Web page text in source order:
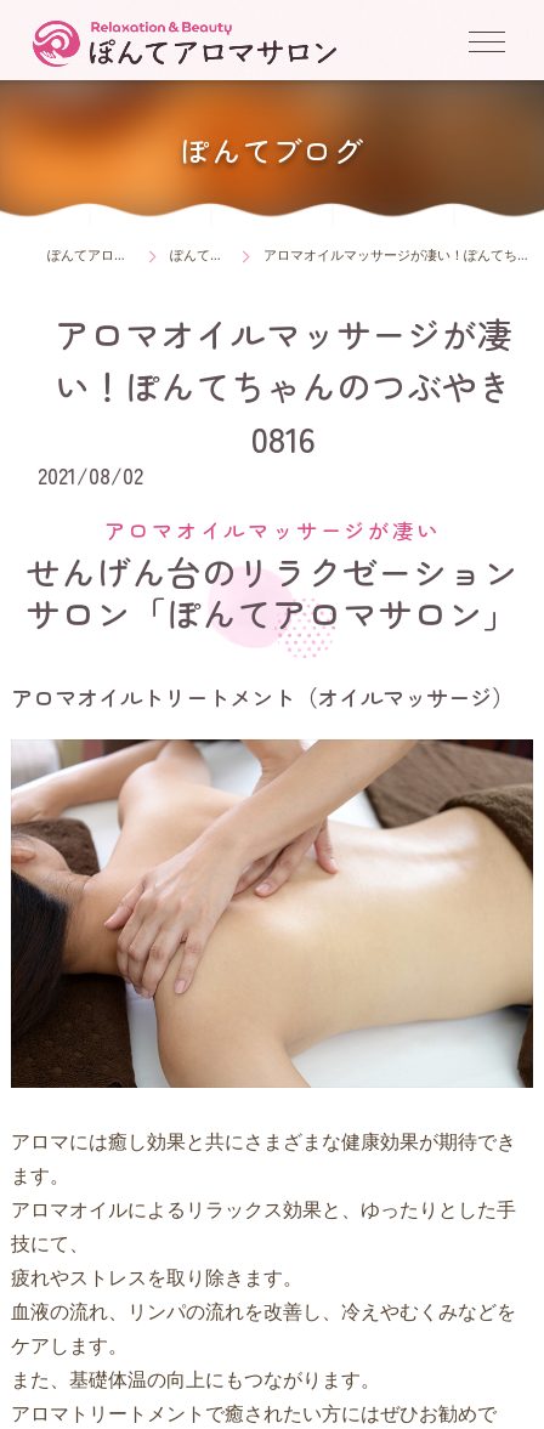
ぽんてブログ
ぽんてアロマサロン ぽんてブログ アロマオイルマッサージが凄い！ぽんてちゃんのつぶやき0816
アロマオイルマッサージが凄
い！ぽんてちゃんのつぶやき
0816
2021/08/02
せんげん台のリラクゼーション
サロン「ぽんてアロマサロン」
アロマオイルマッサージが凄い
アロマオイルトリートメント（オイルマッサージ）
アロマには癒し効果と共にさまざまな健康効果が期待でき
ます。
アロマオイルによるリラックス効果と、ゆったりとした手
技にて、
疲れやストレスを取り除きます。
血液の流れ、リンパの流れを改善し、冷えやむくみなどを
ケアします。
また、基礎体温の向上にもつながります。
アロマトリートメントで癒されたい方にはぜひお勧めで